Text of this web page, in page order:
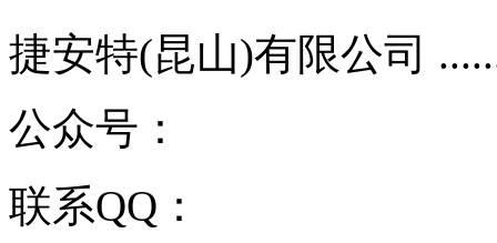
捷安特(昆山)有限公司
公众号：
联系QQ：